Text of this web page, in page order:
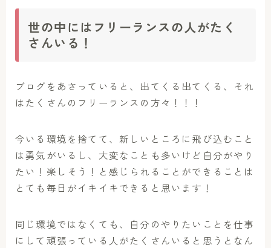
世の中にはフリーランスの人がたく
さんいる！
ブログをあさっていると、出てくる出てくる、それ
はたくさんのフリーランスの方々！！！
今いる環境を捨てて、新しいところに飛び込むこと
は勇気がいるし、大変なことも多いけど自分がやり
たい！楽しそう！と感じられることができることは
とても毎日がイキイキできると思います！
同じ環境ではなくても、自分のやりたいことを仕事
にして頑張っている人がたくさんいると思うとなん